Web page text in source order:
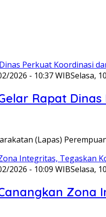
2026 - 10:37 WIBSelasa,
Rapat
(Lapas)
2026 - 10:09 WIBSelasa,
Zona